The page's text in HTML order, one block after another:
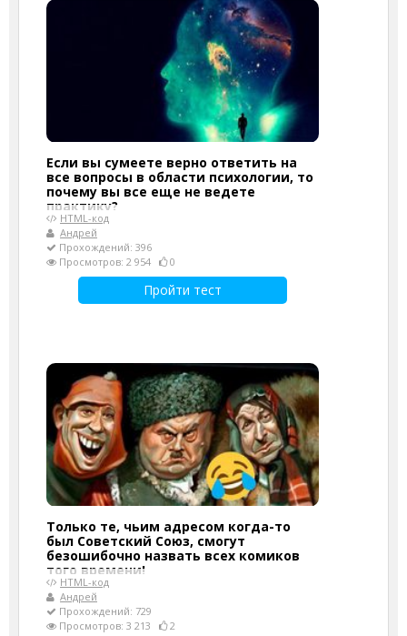
Если вы сумеете верно ответить на
все вопросы в области психологии, то
почему вы все еще не ведете
практику?
HTML-код
Андрей
Прохождений: 396
Просмотров: 2 954
0
Пройти тест
Только те, чьим адресом когда-то
был Советский Союз, смогут
безошибочно назвать всех комиков
того времени!
HTML-код
Андрей
Прохождений: 729
Просмотров: 3 213
2